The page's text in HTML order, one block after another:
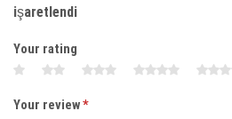
işaretlendi
Your rating
Your review*